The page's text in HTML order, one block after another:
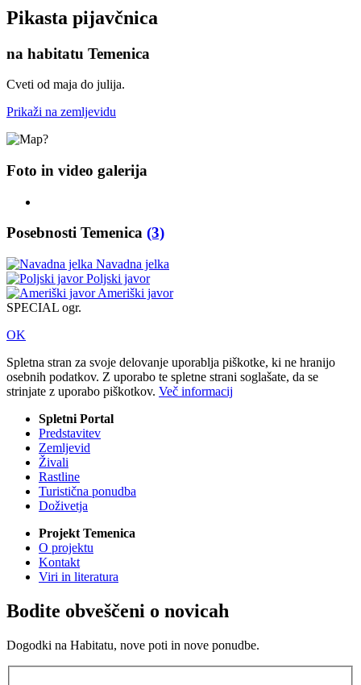
Pikasta pijavčnica
na habitatu Temenica
Cveti od maja do julija.
Prikaži na zemljevidu
Foto in video galerija
Posebnosti Temenica (3)
Navadna jelka
Poljski javor
Ameriški javor
SPECIAL ogr.
OK
Spletna stran za svoje delovanje uporablja piškotke, ki ne hranijo
osebnih podatkov. Z uporabo te spletne strani soglašate, da se
strinjate z uporabo piškotkov. Več informacij
Spletni Portal
Predstavitev
Zemljevid
Živali
Rastline
Turistična ponudba
Doživetja
Projekt Temenica
O projektu
Kontakt
Viri in literatura
Bodite obveščeni o novicah
Dogodki na Habitatu, nove poti in nove ponudbe.